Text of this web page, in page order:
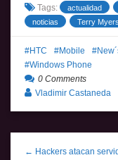
Tags: actualidad
noticias
Terry
HTC Mobile
Windows Phone
0 Comments
Vladimir Castaneda
← Hackers atacan